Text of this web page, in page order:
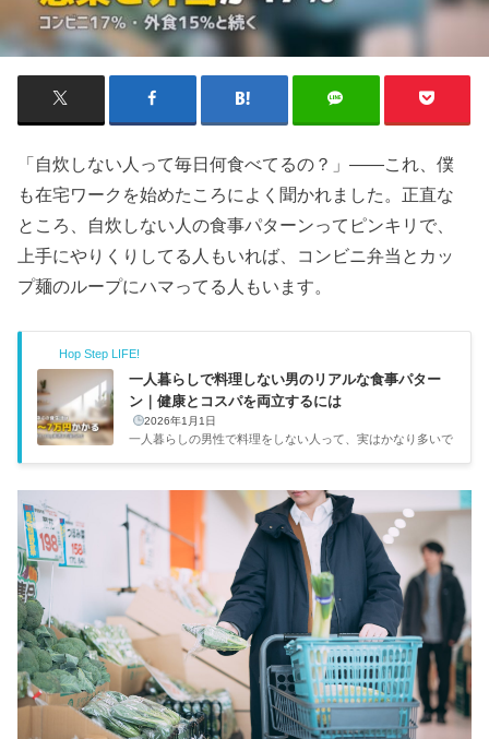
「自炊しない人って毎日何食べてるの？」——これ、僕
も在宅ワークを始めたころによく聞かれました。正直な
ところ、自炊しない人の食事パターンってピンキリで、
上手にやりくりしてる人もいれば、コンビニ弁当とカッ
プ麺のループにハマってる人もいます。
Hop Step LIFE!
一人暮らしで料理しない男のリアルな食事パター
ン｜健康とコスパを両立するには
2026年1月1日
一人暮らしの男性で料理をしない人って、実はかなり多いで
てことでは全然ないんですよね。ただ、何も考えずにコンビ
ニ弁当やカップ麺に頼り続けると、健康面で問題が出てくる
のも事実です。僕自身、フリーランスになってからの健康診
断でひっかかった経験があるので、そのあたりもリアルにお
伝えします。料理しない男性って、普段どんな食事パターン
なんだろう？料理しない男性の典型的な食事パターン朝：食
べない or コ...